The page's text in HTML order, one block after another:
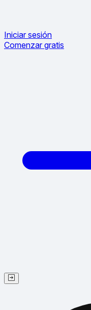
Iniciar sesión
Comenzar gratis